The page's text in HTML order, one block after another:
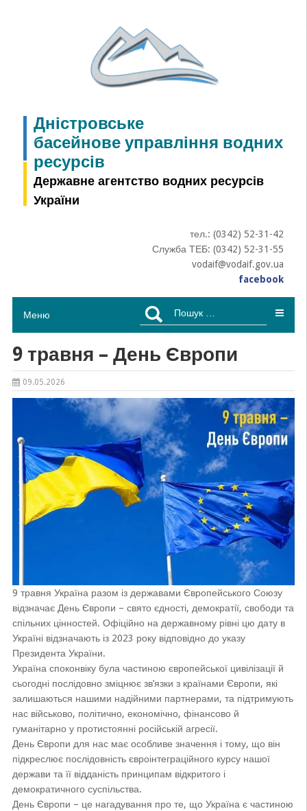
Дністровське
басейнове управління водних
ресурсів
Державне агентство водних ресурсів
України
тел.: (0342) 52-31-42
Служба ТЕБ: (0342) 52-31-55
vodaif@vodaif.gov.ua
facebook
Меню
Пошук:
9 травня – День Європи
09.05.2026
9 травня Україна разом із державами Європейського Союзу
відзначає День Європи – свято єдності, демократії, свободи та
спільних цінностей. Офіційно на державному рівні цю дату в
Україні відзначають із 2023 року відповідно до указу
Президента України.
Україна споконвіку була частиною європейської цивілізації й
сьогодні послідовно зміцнює зв’язки з країнами Європи, які
залишаються нашими надійними партнерами, та підтримують
нас військово, політично, економічно, фінансово й
гуманітарно у протистоянні російській агресії.
День Європи для нас має особливе значення і тому, що він
підкреслює послідовність євроінтеграційного курсу нашої
держави та її відданість принципам відкритого і
демократичного суспільства.
День Європи – це нагадування про те, що Україна є частиною